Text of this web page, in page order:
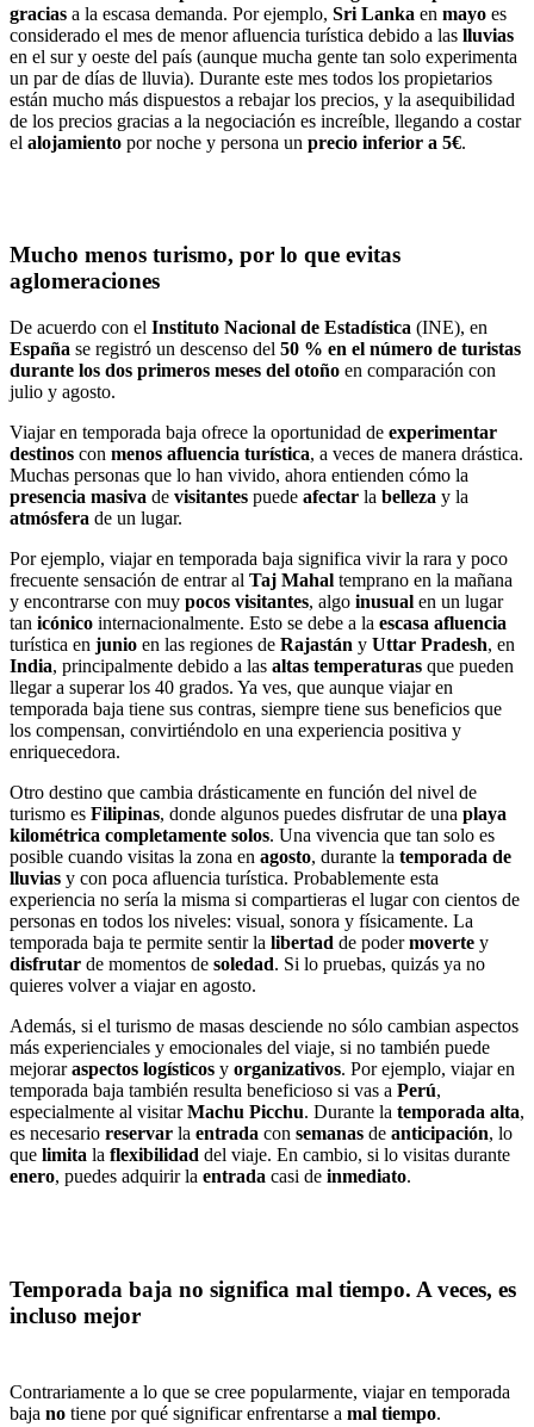
gracias a la escasa demanda. Por ejemplo, Sri Lanka en mayo es
considerado el mes de menor afluencia turística debido a las lluvias
en el sur y oeste del país (aunque mucha gente tan solo experimenta
un par de días de lluvia). Durante este mes todos los propietarios
están mucho más dispuestos a rebajar los precios, y la asequibilidad
de los precios gracias a la negociación es increíble, llegando a costar
el alojamiento por noche y persona un precio inferior a 5€.
Mucho menos turismo, por lo que evitas
aglomeraciones
De acuerdo con el Instituto Nacional de Estadística (INE), en
España se registró un descenso del 50 % en el número de turistas
durante los dos primeros meses del otoño en comparación con
julio y agosto.
Viajar en temporada baja ofrece la oportunidad de experimentar
destinos con menos afluencia turística, a veces de manera drástica.
Muchas personas que lo han vivido, ahora entienden cómo la
presencia masiva de visitantes puede afectar la belleza y la
atmósfera de un lugar.
Por ejemplo, viajar en temporada baja significa vivir la rara y poco
frecuente sensación de entrar al Taj Mahal temprano en la mañana
y encontrarse con muy pocos visitantes, algo inusual en un lugar
tan icónico internacionalmente. Esto se debe a la escasa afluencia
turística en junio en las regiones de Rajastán y Uttar Pradesh, en
India, principalmente debido a las altas temperaturas que pueden
llegar a superar los 40 grados. Ya ves, que aunque viajar en
temporada baja tiene sus contras, siempre tiene sus beneficios que
los compensan, convirtiéndolo en una experiencia positiva y
enriquecedora.
Otro destino que cambia drásticamente en función del nivel de
turismo es Filipinas, donde algunos puedes disfrutar de una playa
kilométrica completamente solos. Una vivencia que tan solo es
posible cuando visitas la zona en agosto, durante la temporada de
lluvias y con poca afluencia turística. Probablemente esta
experiencia no sería la misma si compartieras el lugar con cientos de
personas en todos los niveles: visual, sonora y físicamente. La
temporada baja te permite sentir la libertad de podermoverte y
disfrutar de momentos de soledad. Si lo pruebas, quizás ya no
quieres volver a viajar en agosto.
Además, si el turismo de masas desciende no sólo cambian aspectos
más experienciales y emocionales del viaje, si no también puede
mejoraraspectos logísticos y organizativos. Por ejemplo, viajar en
temporada baja también resulta beneficioso si vas a Perú,
especialmente al visitarMachu Picchu. Durante la temporada alta,
es necesario reservar la entrada con semanas de anticipación, lo
que limita la flexibilidad del viaje. En cambio, si lo visitas durante
enero, puedes adquirir la entrada casi de inmediato.
Temporada baja no significa mal tiempo. A veces, es
incluso mejor
Contrariamente a lo que se cree popularmente, viajar en temporada
baja no tiene por qué significar enfrentarse a mal tiempo.